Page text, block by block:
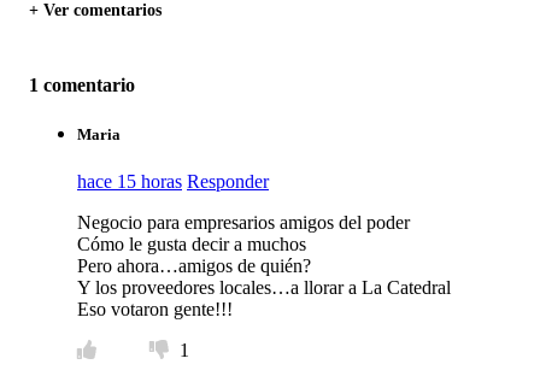
+ Ver comentarios
1 comentario
Maria
hace 15 horas Responder
Negocio para empresarios amigos del poder
Cómo le gusta decir a muchos
Pero ahora…amigos de quién?
Y los proveedores locales…a llorar a La Catedral
Eso votaron gente!!!
1